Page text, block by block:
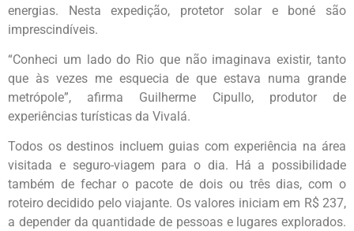
energias. Nesta expedição, protetor solar e boné são
imprescindíveis.
“Conheci um lado do Rio que não imaginava existir, tanto
que às vezes me esquecia de que estava numa grande
metrópole”, afirma Guilherme Cipullo, produtor de
experiências turísticas da Vivalá.
Todos os destinos incluem guias com experiência na área
visitada e seguro-viagem para o dia. Há a possibilidade
também de fechar o pacote de dois ou três dias, com o
roteiro decidido pelo viajante. Os valores iniciam em R$ 237,
a depender da quantidade de pessoas e lugares explorados.